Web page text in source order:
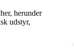
herunder
udstyr,